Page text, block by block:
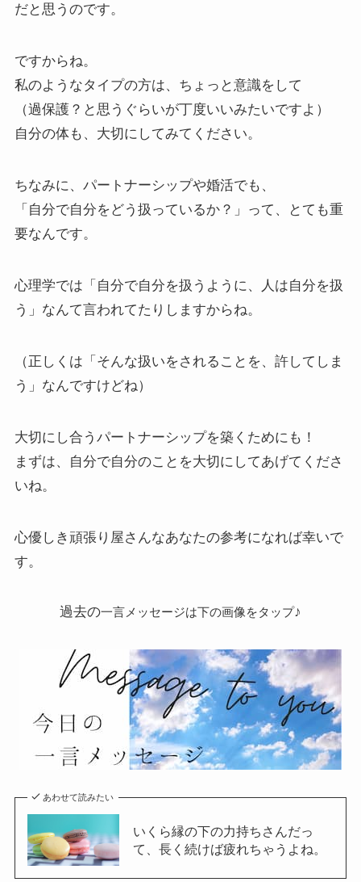
だと思うのです。
ですからね。
私のようなタイプの方は、ちょっと意識をして
（過保護？と思うぐらいが丁度いいみたいですよ）
自分の体も、大切にしてみてください。
ちなみに、パートナーシップや婚活でも、
「自分で自分をどう扱っているか？」って、とても重
要なんです。
心理学では「自分で自分を扱うように、人は自分を扱
う」なんて言われてたりしますからね。
（正しくは「そんな扱いをされることを、許してしま
う」なんですけどね）
大切にし合うパートナーシップを築くためにも！
まずは、自分で自分のことを大切にしてあげてくださ
いね。
心優しき頑張り屋さんなあなたの参考になれば幸いで
す。
過去の一言メッセージは下の画像をタップ♪
あわせて読みたい
いくら縁の下の力持ちさんだっ
て、長く続けば疲れちゃうよね。